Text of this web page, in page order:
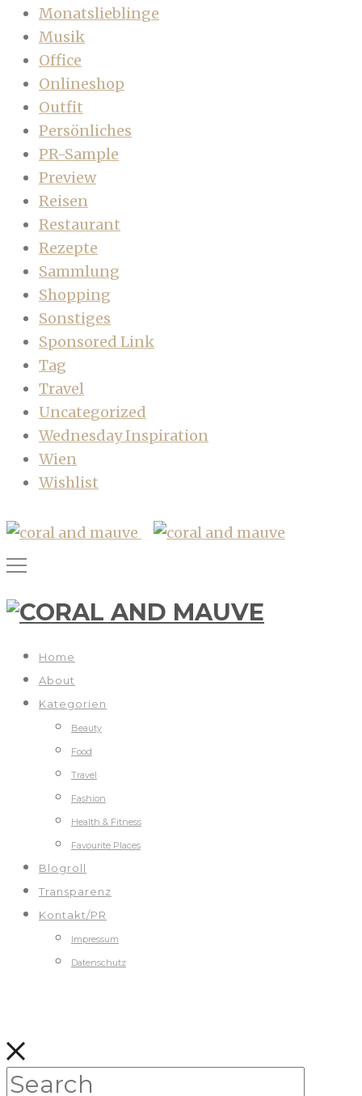
Monatslieblinge
Musik
Office
Onlineshop
Outfit
Persönliches
PR-Sample
Preview
Reisen
Restaurant
Rezepte
Sammlung
Shopping
Sonstiges
Sponsored Link
Tag
Travel
Uncategorized
Wednesday Inspiration
Wien
Wishlist
Home
About
Kategorien
Beauty
Food
Travel
Fashion
Health & Fitness
Favourite Places
Blogroll
Transparenz
Kontakt/PR
Impressum
Datenschutz